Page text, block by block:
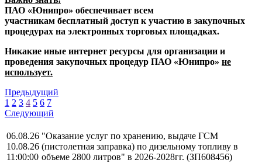
ПАО «Юнипро» обеспечивает всем
участникам бесплатный доступ к участию в закупочных
процедурах на электронных торговых площадках.
Никакие иные интернет ресурсы для организации и
проведения закупочных процедур ПАО «Юнипро» не
использует.
Предыдущий
1 2 3 4 5 6 7
Следующий
06.08.26
10.08.26
11:00:00
"Оказание услуг по хранению, выдаче ГСМ
(пистолетная заправка) по дизельному топливу в
объеме 2800 литров" в 2026-2028гг. (ЗП608456)